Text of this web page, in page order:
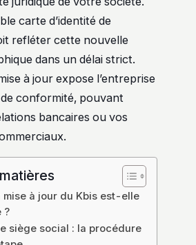
carte d’identité de
refléter cette nouvelle
dans un délai strict.
à jour expose l’entreprise
conformité, pouvant
bancaires ou vos
mise à jour du Kbis est-elle
?
siège social : la procédure